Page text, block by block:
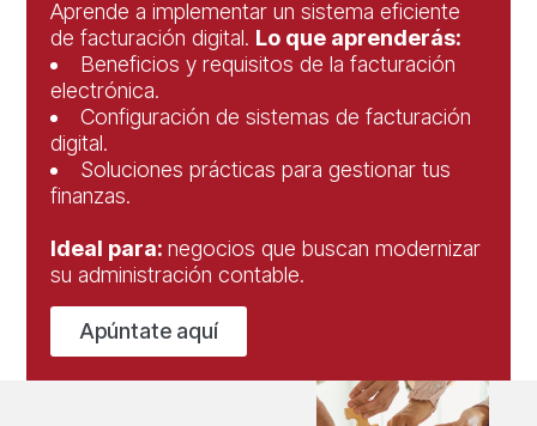
Aprende a implementar un sistema eficiente
de facturación digital. Lo que aprenderás:
Beneficios y requisitos de la facturación
electrónica.
Configuración de sistemas de facturación
digital.
Soluciones prácticas para gestionar tus
finanzas.
Ideal para:negocios que buscan modernizar
su administración contable.
Apúntate aquí